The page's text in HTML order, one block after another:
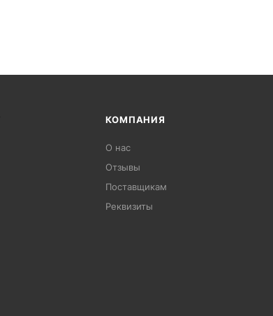
КОМПАНИЯ
О нас
Отзывы
Поставщикам
Реквизиты